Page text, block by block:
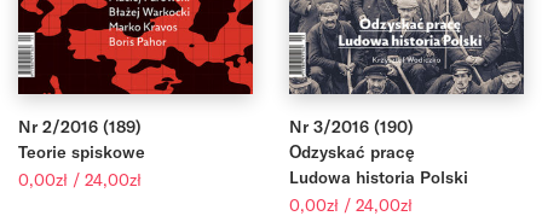
Nr 2/2016 (189)
Teorie spiskowe
0,00zł / 24,00złZakres
Nr 3/2016 (190)
Odzyskać pracę
Ludowa historia Polski
0,00zł / 24,00złZakres